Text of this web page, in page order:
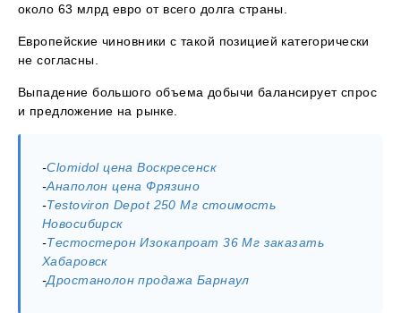
около 63 млрд евро от всего долга страны.
Европейские чиновники с такой позицией категорически
не согласны.
Выпадение большого объема добычи балансирует спрос
и предложение на рынке.
-Clomidol цена Воскресенск
-Анаполон цена Фрязино
-Testoviron Depot 250 Мг стоимость
Новосибирск
-Тестостерон Изокапроат 36 Мг заказать
Хабаровск
-Дростанолон продажа Барнаул